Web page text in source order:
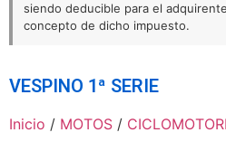
siendo deducible para el
concepto de dicho impuesto.
VESPINO 1ª SERIE
Inicio / MOTOS /